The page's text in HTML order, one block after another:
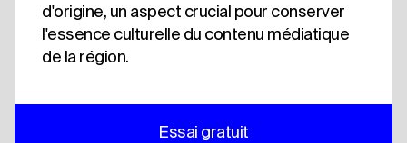
d'origine, un aspect crucial pour conserver
l'essence culturelle du contenu médiatique
de la région.
Essai gratuit